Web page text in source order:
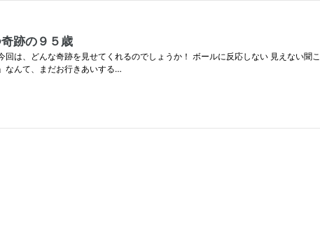
跡の９５歳
は、どんな奇跡を見せてくれるのでしょうか！ ボールに反応しない 見えない聞
なんて、まだお行きあいする…